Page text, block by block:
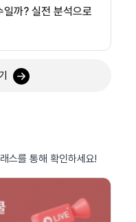
까? 실전 분석으로
스를 통해 확인하세요!